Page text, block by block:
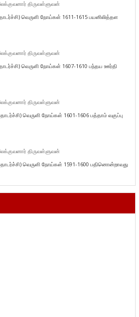
திருவள்ளுவன்
வெருளி நோய்கள் 1611-1615 பயனிலித்தள
திருவள்ளுவன்
வெருளி நோய்கள் 1607-1610 பந்தய ஊர்தி
திருவள்ளுவன்
வெருளி நோய்கள் 1601-1606 பத்தாம் வகுப்பு
திருவள்ளுவன்
வெருளி நோய்கள் 1591-1600 பதினொன்றாவது